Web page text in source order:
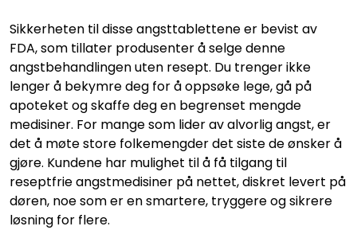
Sikkerheten til disse angsttablettene er bevist av
FDA, som tillater produsenter å selge denne
angstbehandlingen uten resept. Du trenger ikke
lenger å bekymre deg for å oppsøke lege, gå på
apoteket og skaffe deg en begrenset mengde
medisiner. For mange som lider av alvorlig angst, er
det å møte store folkemengder det siste de ønsker å
gjøre. Kundene har mulighet til å få tilgang til
reseptfrie angstmedisiner på nettet, diskret levert på
døren, noe som er en smartere, tryggere og sikrere
løsning for flere.